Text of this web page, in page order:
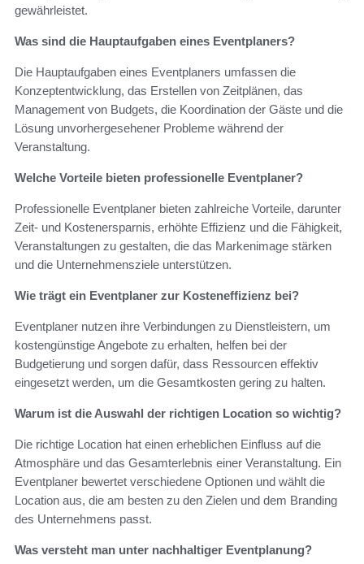
gewährleistet.
Was sind die Hauptaufgaben eines Eventplaners?
Die Hauptaufgaben eines Eventplaners umfassen die
Konzeptentwicklung, das Erstellen von Zeitplänen, das
Management von Budgets, die Koordination der Gäste und die
Lösung unvorhergesehener Probleme während der
Veranstaltung.
Welche Vorteile bieten professionelle Eventplaner?
Professionelle Eventplaner bieten zahlreiche Vorteile, darunter
Zeit- und Kostenersparnis, erhöhte Effizienz und die Fähigkeit,
Veranstaltungen zu gestalten, die das Markenimage stärken
und die Unternehmensziele unterstützen.
Wie trägt ein Eventplaner zur Kosteneffizienz bei?
Eventplaner nutzen ihre Verbindungen zu Dienstleistern, um
kostengünstige Angebote zu erhalten, helfen bei der
Budgetierung und sorgen dafür, dass Ressourcen effektiv
eingesetzt werden, um die Gesamtkosten gering zu halten.
Warum ist die Auswahl der richtigen Location so wichtig?
Die richtige Location hat einen erheblichen Einfluss auf die
Atmosphäre und das Gesamterlebnis einer Veranstaltung. Ein
Eventplaner bewertet verschiedene Optionen und wählt die
Location aus, die am besten zu den Zielen und dem Branding
des Unternehmens passt.
Was versteht man unter nachhaltiger Eventplanung?